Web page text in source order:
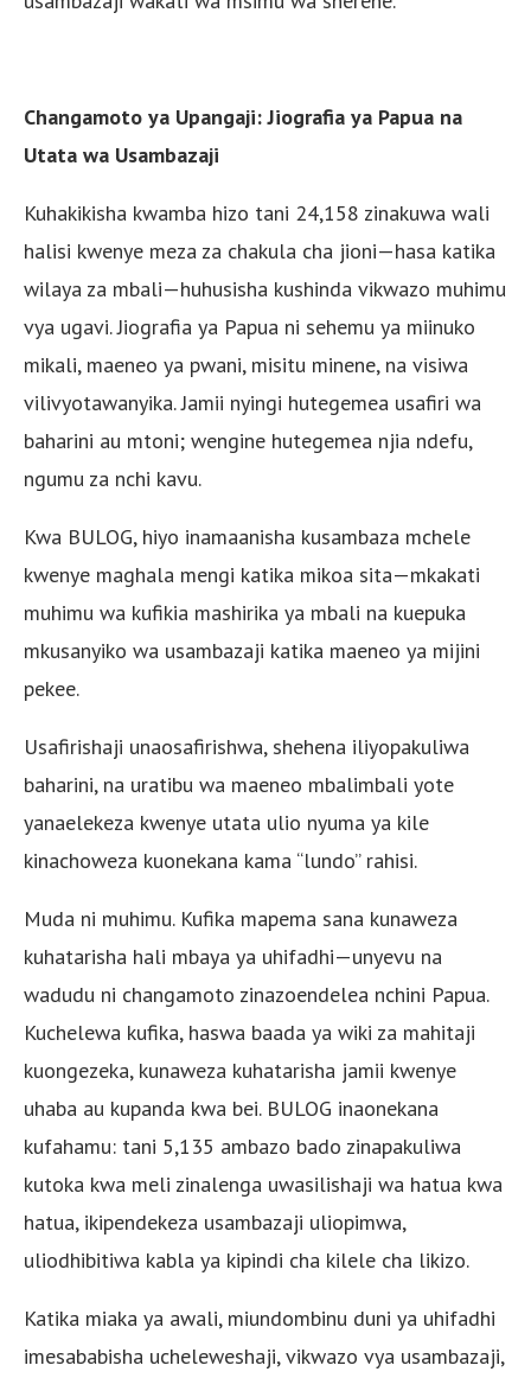
Changamoto ya Upangaji: Jiografia ya Papua na
Utata wa Usambazaji
Kuhakikisha kwamba hizo tani 24,158 zinakuwa wali
halisi kwenye meza za chakula cha jioni—hasa katika
wilaya za mbali—huhusisha kushinda vikwazo muhimu
vya ugavi. Jiografia ya Papua ni sehemu ya miinuko
mikali, maeneo ya pwani, misitu minene, na visiwa
vilivyotawanyika. Jamii nyingi hutegemea usafiri wa
baharini au mtoni; wengine hutegemea njia ndefu,
ngumu za nchi kavu.
Kwa BULOG, hiyo inamaanisha kusambaza mchele
kwenye maghala mengi katika mikoa sita—mkakati
muhimu wa kufikia mashirika ya mbali na kuepuka
mkusanyiko wa usambazaji katika maeneo ya mijini
pekee.
Usafirishaji unaosafirishwa, shehena iliyopakuliwa
baharini, na uratibu wa maeneo mbalimbali yote
yanaelekeza kwenye utata ulio nyuma ya kile
kinachoweza kuonekana kama “lundo” rahisi.
Muda ni muhimu. Kufika mapema sana kunaweza
kuhatarisha hali mbaya ya uhifadhi—unyevu na
wadudu ni changamoto zinazoendelea nchini Papua.
Kuchelewa kufika, haswa baada ya wiki za mahitaji
kuongezeka, kunaweza kuhatarisha jamii kwenye
uhaba au kupanda kwa bei. BULOG inaonekana
kufahamu: tani 5,135 ambazo bado zinapakuliwa
kutoka kwa meli zinalenga uwasilishaji wa hatua kwa
hatua, ikipendekeza usambazaji uliopimwa,
uliodhibitiwa kabla ya kipindi cha kilele cha likizo.
Katika miaka ya awali, miundombinu duni ya uhifadhi
imesababisha ucheleweshaji, vikwazo vya usambazaji,